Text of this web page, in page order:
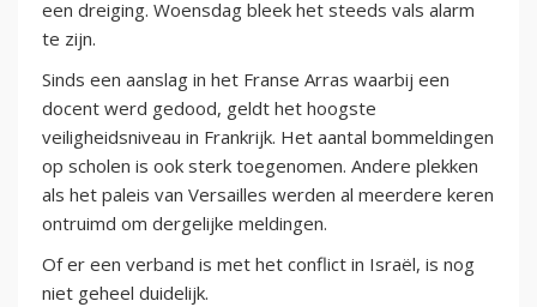
een dreiging. Woensdag bleek het steeds vals alarm
te zijn.
Sinds een aanslag in het Franse Arras waarbij een
docent werd gedood, geldt het hoogste
veiligheidsniveau in Frankrijk. Het aantal bommeldingen
op scholen is ook sterk toegenomen. Andere plekken
als het paleis van Versailles werden al meerdere keren
ontruimd om dergelijke meldingen.
Of er een verband is met het conflict in Israël, is nog
niet geheel duidelijk.